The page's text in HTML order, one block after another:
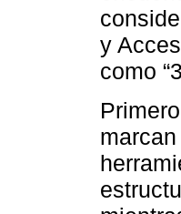
y
como